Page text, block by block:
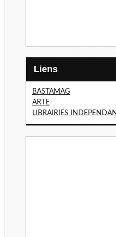
Liens
BASTAMAG
ARTE
LIBRAIRIES